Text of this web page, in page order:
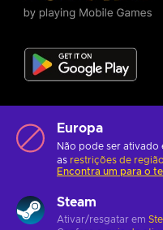
Europa
Não pode ser ativado
as restrições de região
Encontra um para o
Steam
Ativar/resgatar em